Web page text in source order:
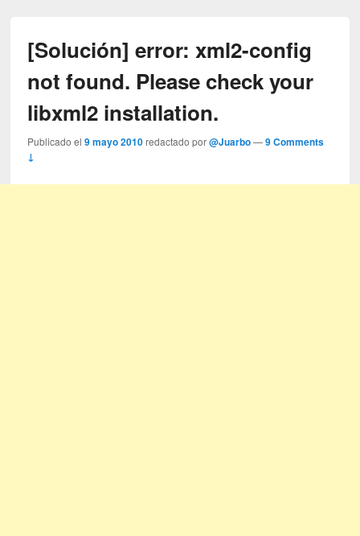
[Solución] error: xml2-config
not found. Please check your
libxml2 installation.
Publicado el9 mayo 2010 redactado por@Juarbo —9 Comments
↓